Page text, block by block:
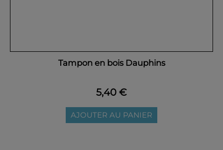
Tampon en bois Dauphins
5,40 €
AJOUTER AU PANIER